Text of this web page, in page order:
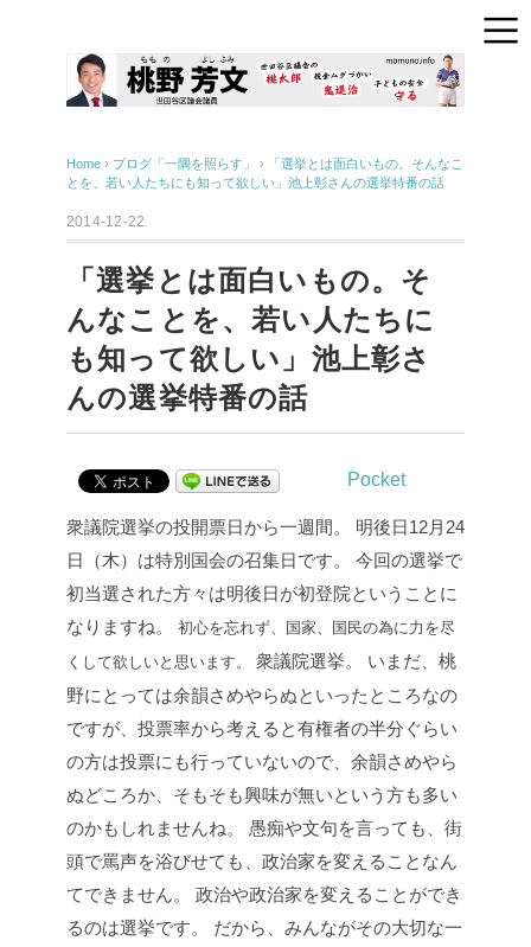
Home › ブログ「一隅を照らす」 ›
「選挙とは面白いもの。そんなこ
とを、若い人たちにも知って欲しい」池上彰さんの選挙特番の話
2014-12-22
「選挙とは面白いもの。そ
んなことを、若い人たちに
も知って欲しい」池上彰さ
んの選挙特番の話
Pocket
衆議院選挙の投開票日から一週間。
明後日12月24
日（木）は特別国会の召集日です。
今回の選挙で
初当選された方々は明後日が初登院ということに
なりますね。
初心を忘れず、国家、国民の為に力を尽
くして欲しいと思います。
衆議院選挙。
いまだ、桃
野にとっては余韻さめやらぬといったところなの
ですが、投票率から考えると有権者の半分ぐらい
の方は投票にも行っていないので、余韻さめやら
ぬどころか、そもそも興味が無いという方も多い
のかもしれませんね。
愚痴や文句を言っても、街
頭で罵声を浴びせても、政治家を変えることなん
てできません。
政治や政治家を変えることができ
るのは選挙です。
だから、みんながその大切な一